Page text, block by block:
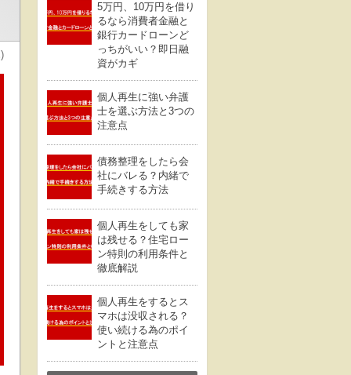
5万円、10万円を借り
るなら消費者金融と
銀行カードローンど
っちがいい？即日融
資がカギ
個人再生に強い弁護
士を選ぶ方法と3つの
注意点
債務整理をしたら会
社にバレる？内緒で
手続きする方法
個人再生をしても家
は残せる？住宅ロー
ン特則の利用条件と
徹底解説
個人再生をするとス
マホは没収される？
使い続ける為のポイ
ントと注意点